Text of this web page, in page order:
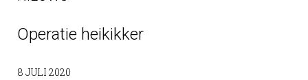
Operatie heikikker
8 JULI 2020